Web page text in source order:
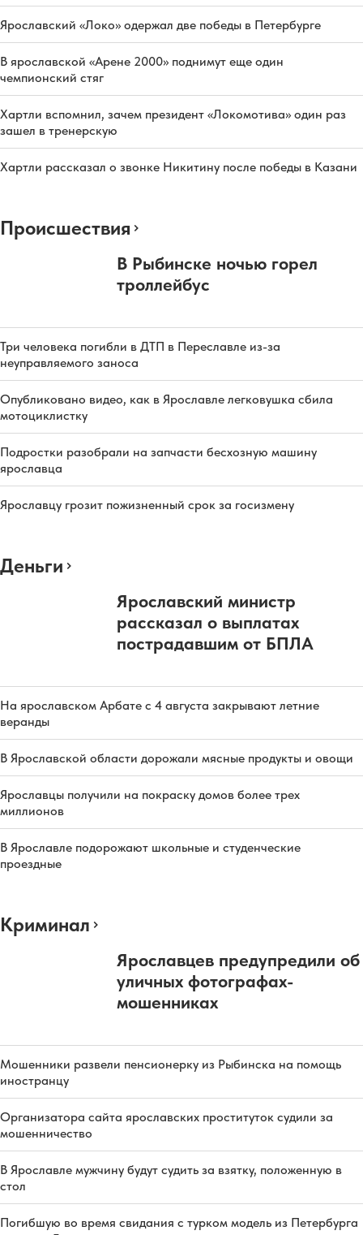
Ярославский «Локо» одержал две победы в Петербурге
В ярославской «Арене 2000» поднимут еще один
чемпионский стяг
Хартли вспомнил, зачем президент «Локомотива» один раз
зашел в тренерскую
Хартли рассказал о звонке Никитину после победы в Казани
Происшествия
В Рыбинске ночью горел
троллейбус
Три человека погибли в ДТП в Переславле из-за
неуправляемого заноса
Опубликовано видео, как в Ярославле легковушка сбила
мотоциклистку
Подростки разобрали на запчасти бесхозную машину
ярославца
Ярославцу грозит пожизненный срок за госизмену
Деньги
Ярославский министр
рассказал о выплатах
пострадавшим от БПЛА
На ярославском Арбате с 4 августа закрывают летние
веранды
В Ярославской области дорожали мясные продукты и овощи
Ярославцы получили на покраску домов более трех
миллионов
В Ярославле подорожают школьные и студенческие
проездные
Криминал
Ярославцев предупредили об
уличных фотографах-
мошенниках
Мошенники развели пенсионерку из Рыбинска на помощь
иностранцу
Организатора сайта ярославских проституток судили за
мошенничество
В Ярославле мужчину будут судить за взятку, положенную в
стол
Погибшую во время свидания с турком модель из Петербурга